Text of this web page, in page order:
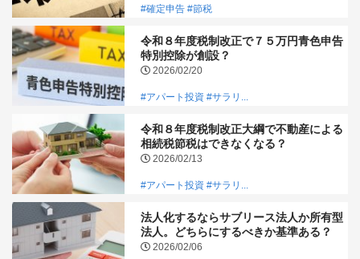
#確定申告 #節税
令和８年度税制改正で７５万円青色申告
特別控除が創設？
2026/02/20
#アパート投資 #サラリ...
令和８年度税制改正大綱で不動産による
相続税節税はできなくなる？
2026/02/13
#アパート投資 #サラリ...
法人化するならサブリース法人か所有型
法人。どちらにするべきか基準ある？
2026/02/06